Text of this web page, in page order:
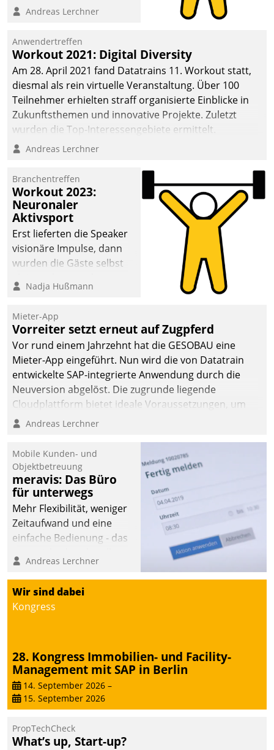
Teilnehmer kurzweilige
Cloud-Strategien und -
Lösungen mit hohem
Zukunftspotenzial.
Andreas Lerchner
Anwendertreffen
Workout 2021: Digital Diversity
Am 28. April 2021 fand Datatrains 11. Workout statt,
diesmal als rein virtuelle Veranstaltung. Über 100
Teilnehmer erhielten straff organisierte Einblicke in
Zukunftsthemen und innovative Projekte. Zuletzt
wurden die Top-Interessengebiete ermittelt.
Andreas Lerchner
Branchentreffen
Workout 2023:
Neuronaler
Aktivsport
Erst lieferten die Speaker
visionäre Impulse, dann
wurden die Gäste selbst
methodisch
Quartier. Dazwischen
zeigte Datatrain, was es
Neues zu bieten hat.
Nadja Hußmann
Mieter-App
Vorreiter setzt erneut auf Zugpferd
Vor rund einem Jahrzehnt hat die GESOBAU eine
Mieter-App eingeführt. Nun wird die von Datatrain
entwickelte SAP-integrierte Anwendung durch die
Neuversion abgelöst. Die zugrunde liegende
Cloudplattform bietet ideale Voraussetzungen, um
die Funktionalität der App zu erweitern und weitere
integrieren.
Andreas Lerchner
Mobile Kunden- und
Objektbetreuung
meravis: Das Büro
für unterwegs
Mehr Flexibilität, weniger
Zeitaufwand und eine
einfache Bedienung - das
Cockpit für mobile
Mitarbeiter von
Datatrain. Die meravis
Wohnungsbau- und
der Lösung über die SAP
Cloud Platform
entschieden - als erstes
Unternehmen am
Andreas Lerchner
Wir sind dabei
Kongress
28. Kongress Immobilien- und Facility-
Management mit SAP in Berlin
14. September 2026 –
15. September 2026
PropTechCheck
What’s up, Start-up?